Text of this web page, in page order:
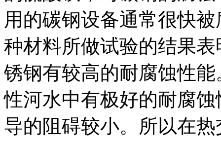
用的碳钢设备通常很快
种材料所做试验的结果
锈钢有较高的耐腐蚀性
性河水中有极好的耐腐
导的阻碍较小。所以在